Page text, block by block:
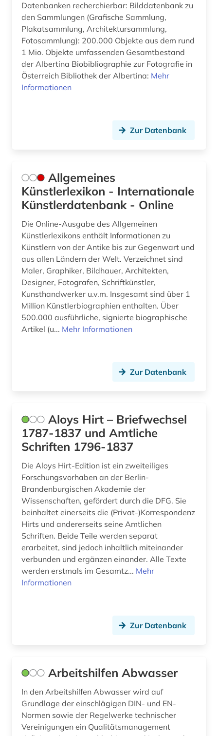
daten (1)
datensammlung (3)
ddr (1)
debatte (1)
dehio, georg | kunsthistoriker; hochschullehrer;
denkmalamt (1)
denkmalpflege (10)
design (20)
designer (1)
designerin (1)
designregister (1)
deutsch (6)
deutsche bahn ag (1)
die lebensbeschreibungen der beruehmtesten
diebstahlsicherung (1)
digital humanities (1)
digitale karte (1)
digitalisat (1)
digitalisierte literatur (1)
digitalisierung (1)
din 1045 (1)
din-en-iso-norm (1)
diplomarbeit (1)
dissertation (2)
dokument (1)
Datenbanken recherchierbar: Bilddatenbank zu
den Sammlungen (Grafische Sammlung,
Plakatsammlung, Architektursammlung,
Fotosammlung): 200.000 Objekte aus dem rund
1 Mio. Objekte umfassenden Gesamtbestand
der Albertina Biobibliographie zur Fotografie in
Österreich Bibliothek der Albertina: Mehr
Informationen
Zur Datenbank
Allgemeines
Künstlerlexikon - Internationale
Künstlerdatenbank - Online
Die Online-Ausgabe des Allgemeinen
Künstlerlexikons enthält Informationen zu
Künstlern von der Antike bis zur Gegenwart und
aus allen Ländern der Welt. Verzeichnet sind
Maler, Graphiker, Bildhauer, Architekten,
Designer, Fotografen, Schriftkünstler,
Kunsthandwerker u.v.m. Insgesamt sind über 1
Million Künstlerbiographien enthalten. Über
500.000 ausführliche, signierte biographische
Artikel (u... Mehr Informationen
Zur Datenbank
Aloys Hirt – Briefwechsel
1787-1837 und Amtliche
Schriften 1796-1837
Die Aloys Hirt-Edition ist ein zweiteiliges
Forschungsvorhaben an der Berlin-
Brandenburgischen Akademie der
Wissenschaften, gefördert durch die DFG. Sie
beinhaltet einerseits die (Privat-)Korrespondenz
Hirts und andererseits seine Amtlichen
Schriften. Beide Teile werden separat
erarbeitet, sind jedoch inhaltlich miteinander
verbunden und ergänzen einander. Alle Texte
werden erstmals im Gesamtz... Mehr
Informationen
Zur Datenbank
Arbeitshilfen Abwasser
In den Arbeitshilfen Abwasser wird auf
Grundlage der einschlägigen DIN- und EN-
Normen sowie der Regelwerke technischer
Vereinigungen ein Qualitätsmanagement